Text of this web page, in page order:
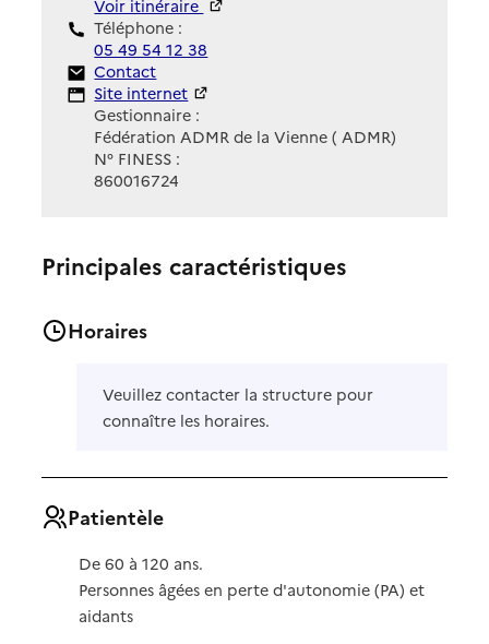
Voir itinéraire
Téléphone :
05 49 54 12 38
Contact
Contact
Site Internet
Site internet
Gestionnaire :
Fédération ADMR de la Vienne ( ADMR)
N° FINESS :
860016724
Principales caractéristiques
Horaires
Veuillez contacter la structure pour
connaître les horaires.
Patientèle
De 60 à 120 ans.
Personnes âgées en perte d'autonomie (PA) et
aidants